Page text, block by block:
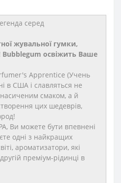
серед
жувальної гумки,
освіжить Ваше
Apprentice (Учень
в США і славляться не
смаком, а й
цих шедеврів,
Ви можете бути впевнені
одні з найкращих
ароматизатори, які
преміум-рідинці в